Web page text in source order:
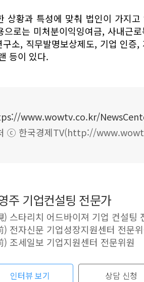
상황과 특성에 맞춰 법인이 가지
로는 미처분이익잉여금, 사내근
소, 직무발명보상제도, 기업 인증
등이 있다.
ⓒ 한국경제TV(http://
주 기업컨설팅 전문가
) 스타리치 어드바이져 기업 컨설팅
) 전자신문 기업성장지원센터 전문
) 조세일보 기업지원센터 전문위원
인터뷰 보기 상담 신청